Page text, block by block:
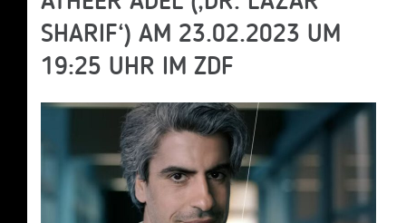
SHARIF‘) AM 23.02.2023 UM
19:25 UHR IM ZDF